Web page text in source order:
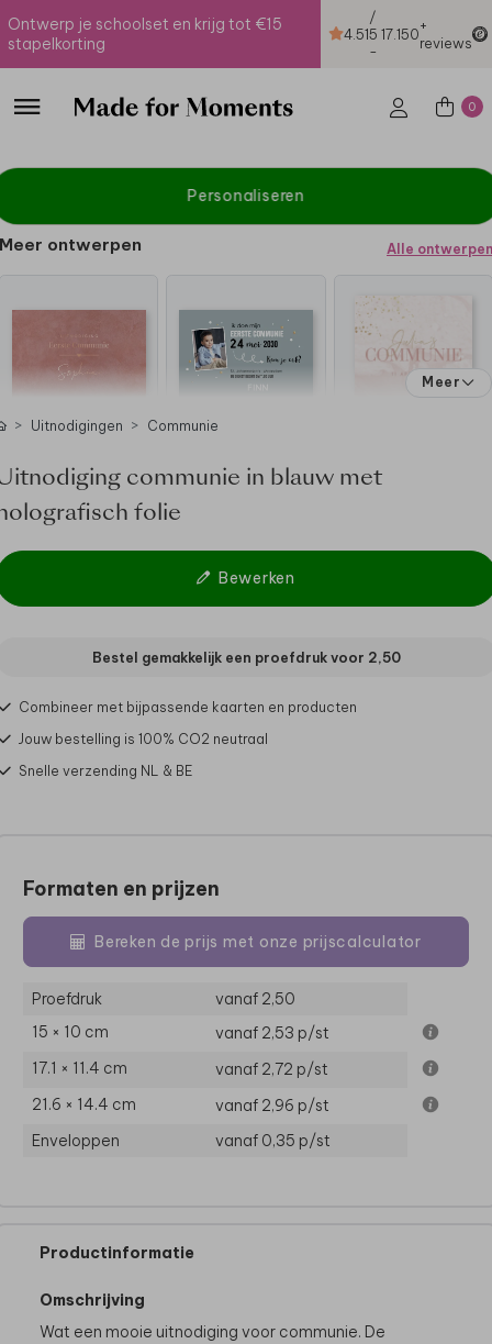
Ontwerp je schoolset en krijg tot €15
stapelkorting
4.51
/
5
-
17.150+
reviews
0
Personaliseren
Meer ontwerpen Alle ontwerpen
Meer
Uitnodigingen Communie
communie in blauw met
folie
Bewerken
Bestel gemakkelijk een proefdruk voor 2,50
Combineer met bijpassende kaarten en producten
Jouw bestelling is 100% CO2 neutraal
Snelle verzending NL & BE
Formaten en prijzen
Bereken de prijs met onze prijscalculator
Proefdruk
vanaf 2,50
15 × 10 cm
vanaf 2,53 p/st
17.1 × 11.4 cm
vanaf 2,72 p/st
21.6 × 14.4 cm
vanaf 2,96 p/st
Enveloppen
vanaf 0,35 p/st
Productinformatie
Omschrijving
Wat een mooie uitnodiging voor communie. De